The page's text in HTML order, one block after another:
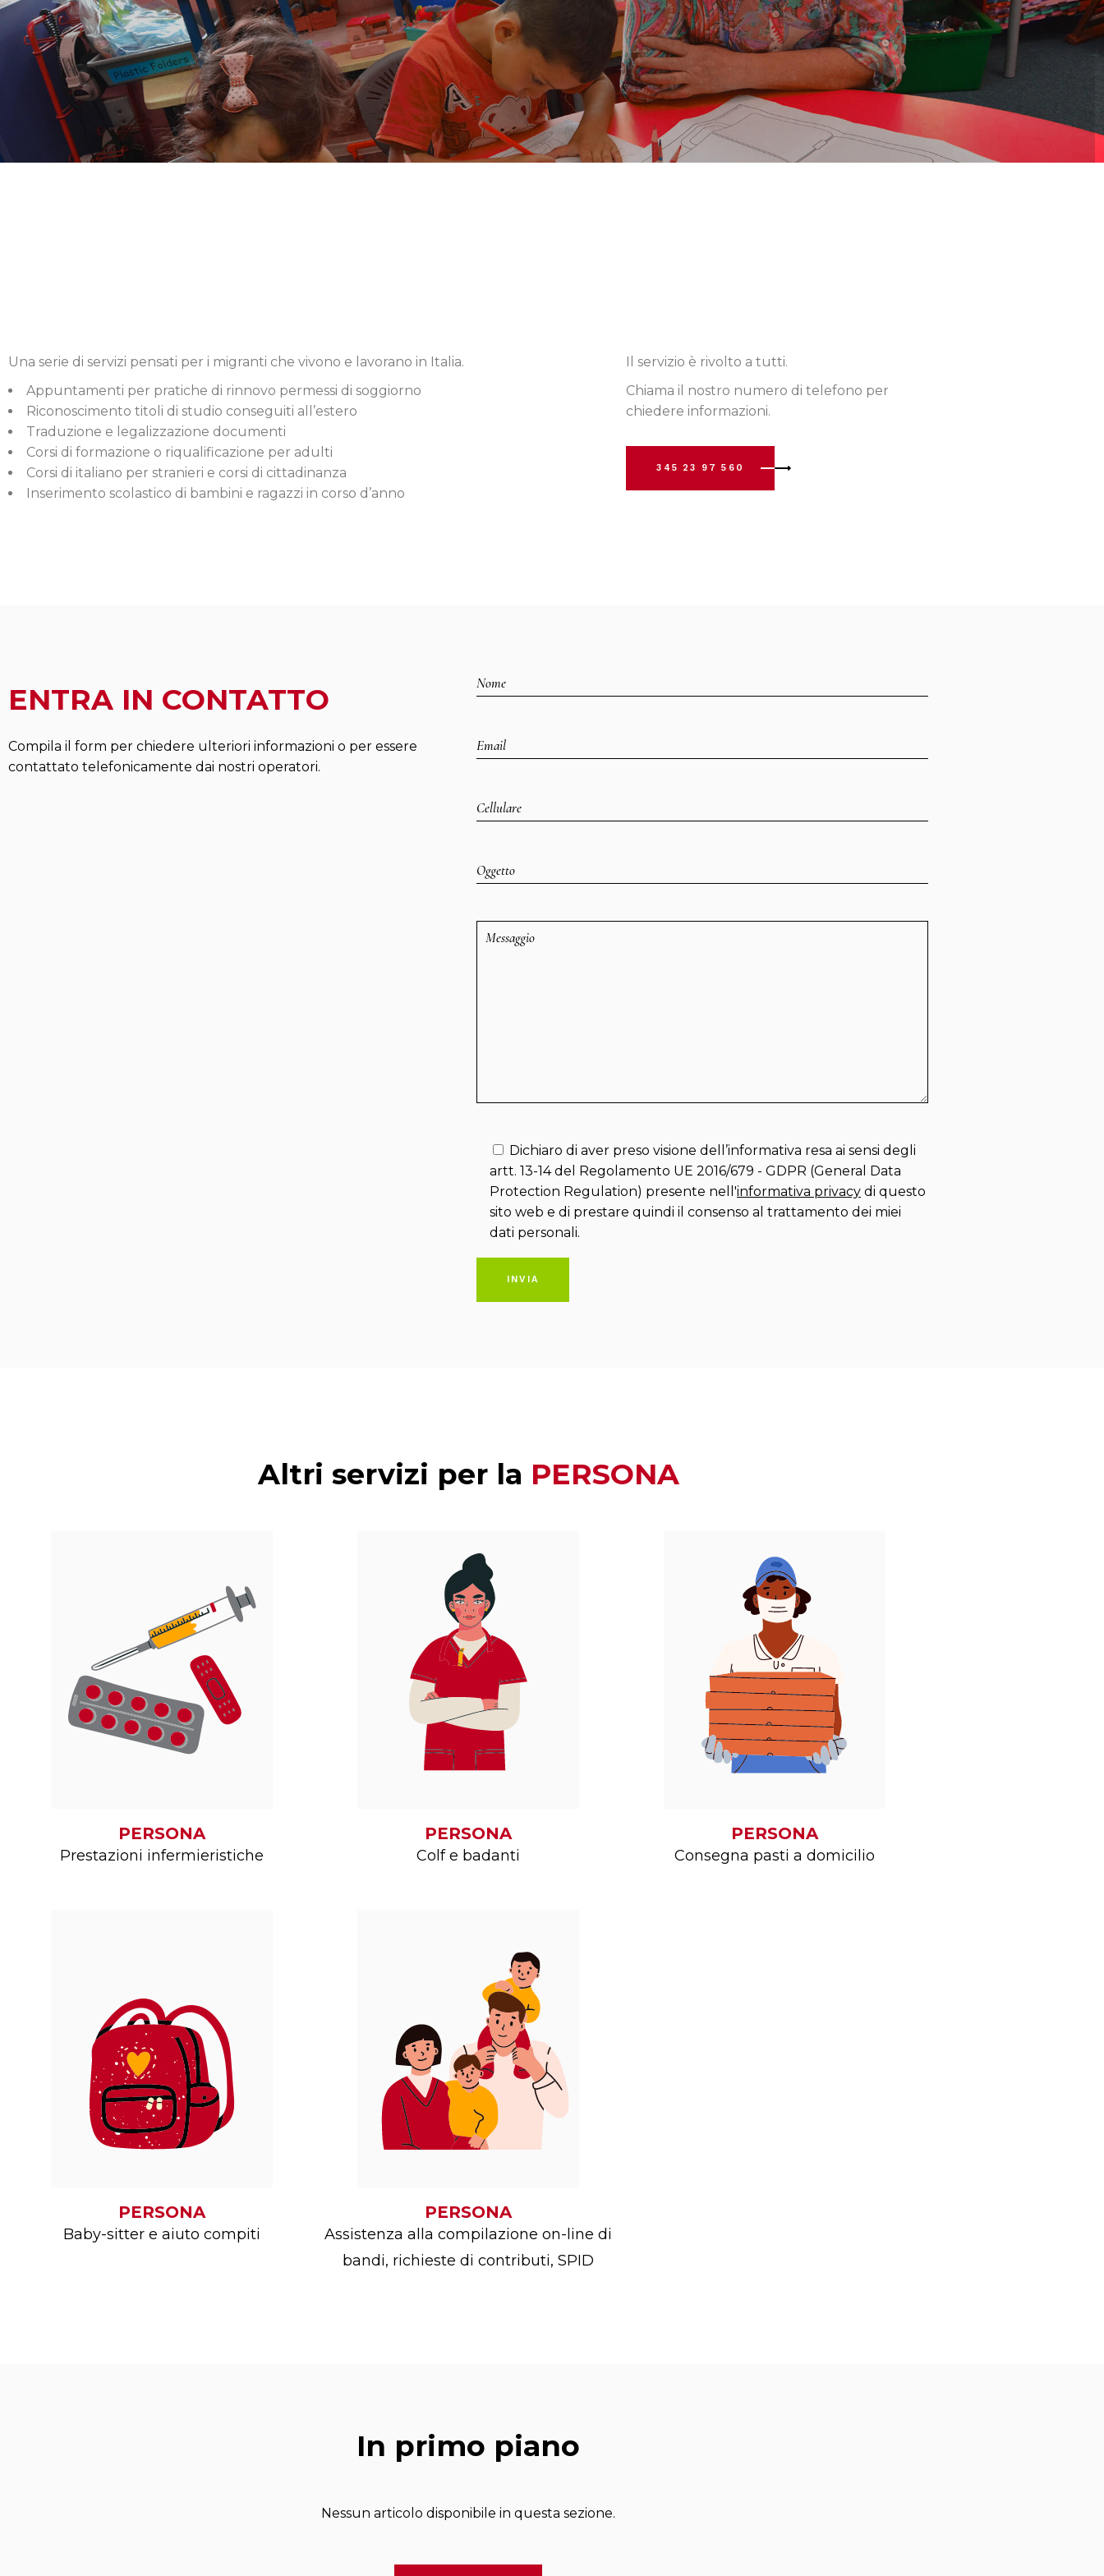
Una serie di servizi pensati per i migranti che vivono e lavorano in Italia.
Appuntamenti per pratiche di rinnovo permessi di soggiorno
Riconoscimento titoli di studio conseguiti all’estero
Traduzione e legalizzazione documenti
Corsi di formazione o riqualificazione per adulti
Corsi di italiano per stranieri e corsi di cittadinanza
Inserimento scolastico di bambini e ragazzi in corso d’anno
Il servizio è rivolto a tutti.
Chiama il nostro numero di telefono per
chiedere informazioni.
345 23 97 560
ENTRA IN CONTATTO
Compila il form per chiedere ulteriori informazioni o per essere
contattato telefonicamente dai nostri operatori.
Dichiaro di aver preso visione dell’informativa resa ai sensi degli
artt. 13-14 del Regolamento UE 2016/679 - GDPR (General Data
Protection Regulation) presente nell'informativa privacy di questo
sito web e di prestare quindi il consenso al trattamento dei miei
dati personali.
INVIA
Altri servizi per la PERSONA
PERSONA
Prestazioni infermieristiche
PERSONA
Colf e badanti
PERSONA
Consegna pasti a domicilio
PERSONA
Baby-sitter e aiuto compiti
PERSONA
Assistenza alla compilazione on-line di
bandi, richieste di contributi, SPID
In primo piano